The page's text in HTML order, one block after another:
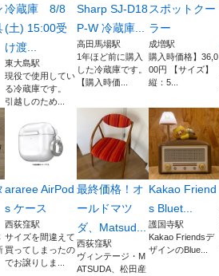
冷蔵庫 8/8
(土) 15:00受
け渡...
東大島駅
現役で使用してい
る冷蔵庫です。
引越しのため...
Sharp SJ-D18
P-W 冷蔵庫...
高田馬場駅
1年ほど前に購入
した冷蔵庫です。
【購入時価...
スポットクー
ラー
成増駅
購入時価格】36,0
00円 【サイズ】
縦：5...
araree AirPod
s ケース
西荻窪駅
サイズを間違えて
買ってしまったの
でお譲りしま...
最終価格！オ
ールドマツ
ダ、Matsud...
西荻窪駅
ヴィンテージ・M
ATSUDA、松田産
Kakao Friend
s Bluet...
護国寺駅
Kakao Friendsデ
ザインのBlue...